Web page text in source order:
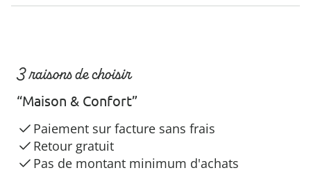
3 raisons de choisir
“Maison & Confort”
Paiement sur facture sans frais
Retour gratuit
Pas de montant minimum d'achats